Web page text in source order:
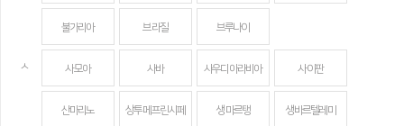
불가리아 브라질 브루나이
ㅅ 사모아 사바 사우디아라비아 사이판
산마리노 상투메 프린시페 생 마르탱 생바르텔레미